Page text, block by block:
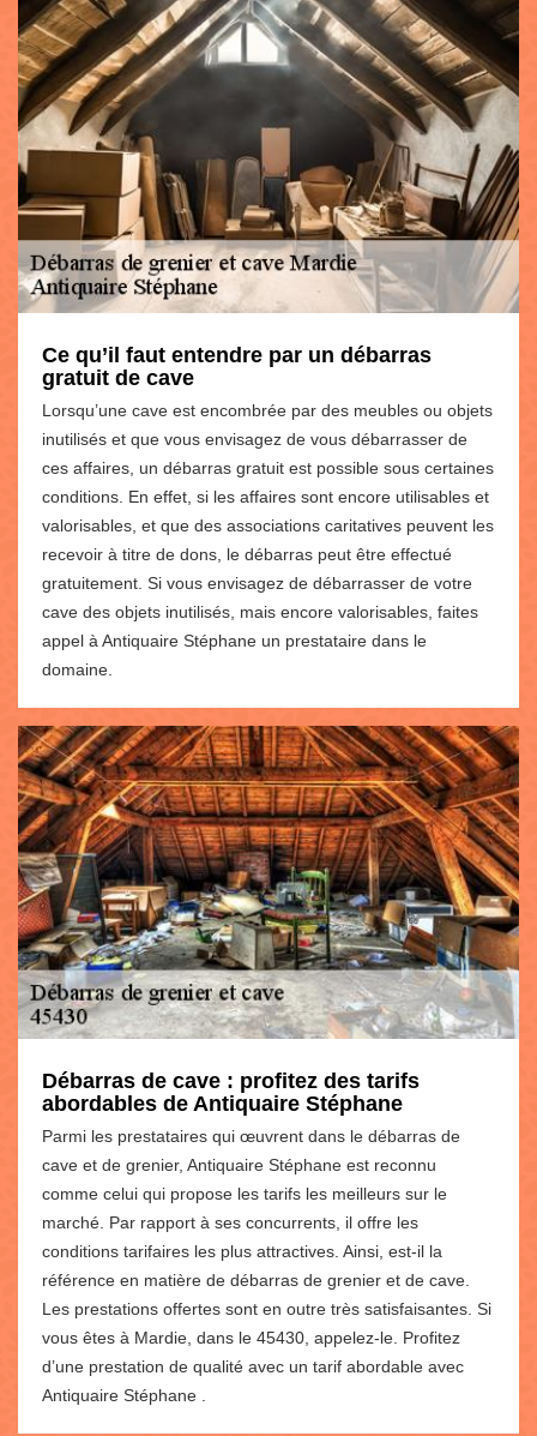
Ce qu’il faut entendre par un débarras
gratuit de cave
Lorsqu’une cave est encombrée par des meubles ou objets
inutilisés et que vous envisagez de vous débarrasser de
ces affaires, un débarras gratuit est possible sous certaines
conditions. En effet, si les affaires sont encore utilisables et
valorisables, et que des associations caritatives peuvent les
recevoir à titre de dons, le débarras peut être effectué
gratuitement. Si vous envisagez de débarrasser de votre
cave des objets inutilisés, mais encore valorisables, faites
appel à Antiquaire Stéphane un prestataire dans le
domaine.
Débarras de cave : profitez des tarifs
abordables de Antiquaire Stéphane
Parmi les prestataires qui œuvrent dans le débarras de
cave et de grenier, Antiquaire Stéphane est reconnu
comme celui qui propose les tarifs les meilleurs sur le
marché. Par rapport à ses concurrents, il offre les
conditions tarifaires les plus attractives. Ainsi, est-il la
référence en matière de débarras de grenier et de cave.
Les prestations offertes sont en outre très satisfaisantes. Si
vous êtes à Mardie, dans le 45430, appelez-le. Profitez
d’une prestation de qualité avec un tarif abordable avec
Antiquaire Stéphane .